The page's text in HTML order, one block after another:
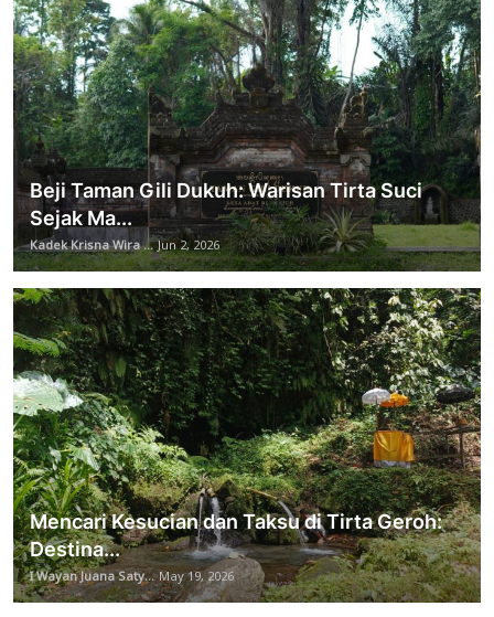
Beji Taman Gili Dukuh: Warisan Tirta Suci
Sejak Ma...
Kadek Krisna Wira ...Jun 2, 2026
Mencari Kesucian dan Taksu di Tirta Geroh:
Destina...
I Wayan Juana Saty...May 19, 2026